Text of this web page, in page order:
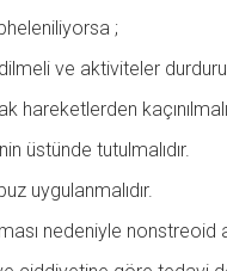
;
ve aktiviteler
hareketlerden
üstünde tutulmalıdır.
uygulanmalıdır.
nedeniyle nonstreoid